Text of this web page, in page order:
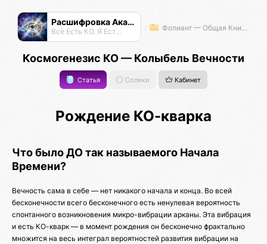
Расшифровка Акаши
Всё Есть КО. Я Есть КО. Фолиант — Общая Книга Знаний
Космогенезис КО — Колыбель Вечности
Статья Солики Кабинет
Рождение КО-кварка
Что было ДО так называемого Начала
Времени?
Вечность сама в себе — нет никакого начала и конца. Во всей
бесконечности всего бесконечного есть ненулевая вероятность
спонтанного возникновения микро-вибрации арканы. Эта вибрация
и есть КО-кварк — в момент рождения он бесконечно фрактально
множится на весь интеграл вероятностей развития вибрации на